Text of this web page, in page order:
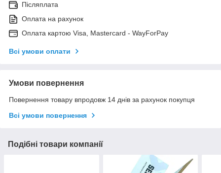
Післяплата
Оплата на рахунок
Оплата картою Visa, Mastercard - WayForPay
Всі умови оплати
Умови повернення
Повернення товару впродовж 14 днів за рахунок покупця
Всі умови повернення
Подібні товари компанії